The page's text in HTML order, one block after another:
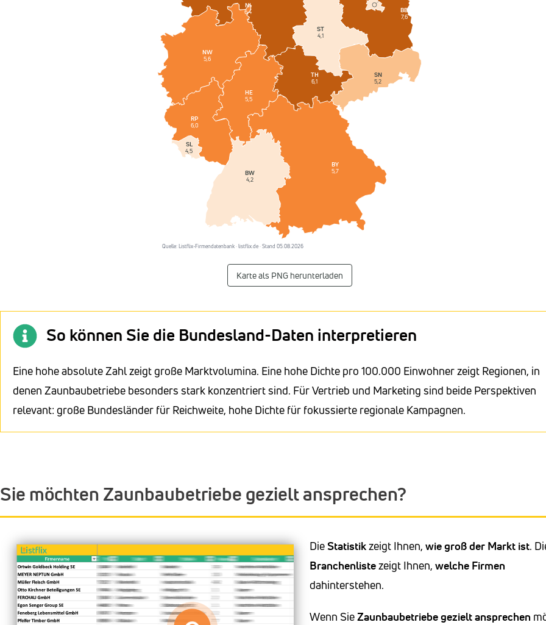
BW
4,2
BY
5,7
BB
7,6
HE
5,5
NI
6,4
NW
5,6
RP
6,0
SL
4,5
ST
4,1
SN
5,2
TH
6,1
Quelle: Listflix-Firmendatenbank · listflix.de · Stand 05.08.2026
Karte als PNG herunterladen
So können Sie die Bundesland-Daten interpretieren
Eine hohe absolute Zahl zeigt große Marktvolumina. Eine hohe Dichte pro 100.000 Einwohner zeigt Regionen, in
denen Zaunbaubetriebe besonders stark konzentriert sind. Für Vertrieb und Marketing sind beide Perspektiven
relevant: große Bundesländer für Reichweite, hohe Dichte für fokussierte regionale Kampagnen.
Sie möchten Zaunbaubetriebe gezielt ansprechen?
DieStatistikzeigt Ihnen,wie groß der Markt ist.
Branchenlistezeigt Ihnen,welche Firmen
dahinterstehen.
Wenn SieZaunbaubetriebegezielt ansprechen